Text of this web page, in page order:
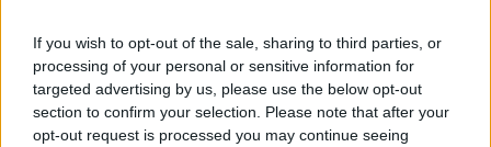
If you wish to opt-out of the sale, sharing to third parties, or
processing of your personal or sensitive information for
targeted advertising by us, please use the below opt-out
section to confirm your selection. Please note that after your
opt-out request is processed you may continue seeing
Heldigvis går det an å skape den samme deilige, italienske
stemningen hjemme på kjøkkenet her i Norge også!